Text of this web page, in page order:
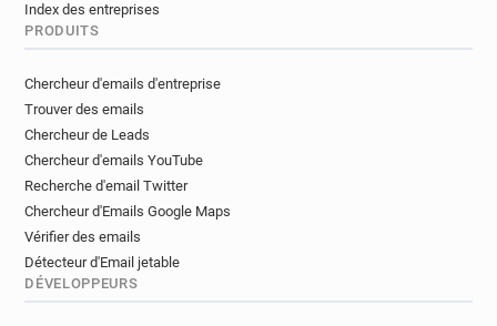
r*****@falmouth.ac.uk
b*********@falmouth.ac.uk
v**********@falmouth.ac.uk
l***********@falmouth.ac.uk
c*****@falmouth.ac.uk
g***********@falmouth.ac.uk
c*****@falmouth.ac.uk
h***********@falmouth.ac.uk
l**********@falmouth.ac.uk
Index des entreprises
PRODUITS
Chercheur d'emails d'entreprise
Trouver des emails
Chercheur de Leads
Chercheur d'emails YouTube
Recherche d'email Twitter
Chercheur d'Emails Google Maps
Vérifier des emails
Détecteur d'Email jetable
DÉVELOPPEURS